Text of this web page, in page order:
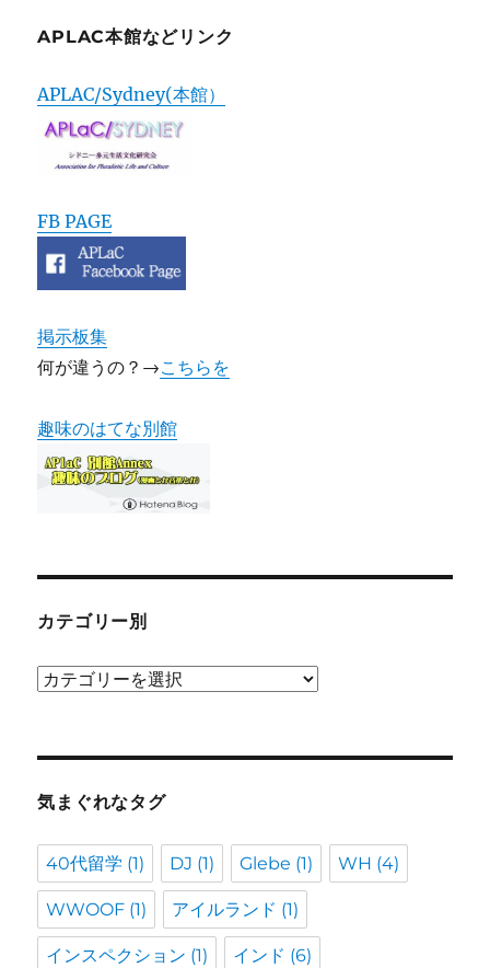
APLAC本館などリンク
APLAC/Sydney(本館）
FB PAGE
掲示板集
何が違うの？→こちらを
趣味のはてな別館
カテゴリー別
カ
ー
気まぐれなタグ
40代留学 (1) DJ (1) Glebe (1) WH (4)
WWOOF (1) アイルランド (1)
インスペクション (1) インド (6)